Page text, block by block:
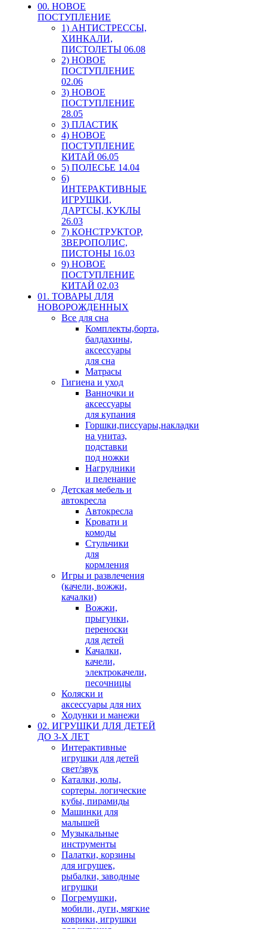
00. HОВОЕ
ПОСТУПЛЕНИЕ
1) АНТИСТРЕССЫ,
ХИНКАЛИ,
ПИСТОЛЕТЫ 06.08
2) НОВОЕ
ПОСТУПЛЕНИЕ
02.06
3) НОВОЕ
ПОСТУПЛЕНИЕ
28.05
3) ПЛАСТИК
4) НОВОЕ
ПОСТУПЛЕНИЕ
КИТАЙ 06.05
5) ПОЛЕСЬЕ 14.04
6)
ИНТЕРАКТИВНЫЕ
ИГРУШКИ,
ДАРТСЫ, КУКЛЫ
26.03
7) КОНСТРУКТОР,
ЗВЕРОПОЛИС,
ПИСТОНЫ 16.03
9) НОВОЕ
ПОСТУПЛЕНИЕ
КИТАЙ 02.03
01. ТОВАРЫ ДЛЯ
НОВОРОЖДЕННЫХ
Все для сна
Комплекты,борта,
балдахины,
аксессуары
для сна
Матрасы
Гигиена и уход
Ванночки и
аксессуары
для купания
Горшки,писсуары,накладки
на унитаз,
подставки
под ножки
Нагрудники
и пеленание
Детская мебель и
автокресла
Автокресла
Кровати и
комоды
Стульчики
для
кормления
Игры и развлечения
(качели, вожжи,
качалки)
Вожжи,
прыгунки,
переноски
для детей
Качалки,
качели,
электрокачели,
песочницы
Коляски и
аксессуары для них
Ходунки и манежи
02. ИГРУШКИ ДЛЯ ДЕТЕЙ
ДО 3-Х ЛЕТ
Интерактивные
игрушки для детей
свет/звук
Каталки, юлы,
сортеры. логические
кубы, пирамиды
Машинки для
малышей
Музыкальные
инструменты
Палатки, корзины
для игрушек,
рыбалки, заводные
игрушки
Погремушки,
мобили, дуги, мягкие
коврики, игрушки